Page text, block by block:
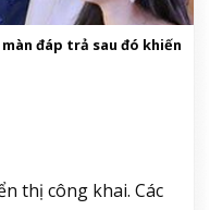
đáp trả sau đó khiến
thị công khai. Các